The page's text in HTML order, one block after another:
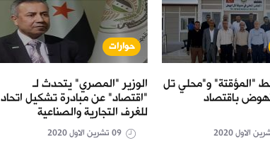
"المؤقتة" و"محلي تل
باقتصاد
حوارات
الوزير "المصري" يتحدث لـ
"اقتصاد" عن مبادرة تشكيل اتحاد
للغرف التجارية والصناعية